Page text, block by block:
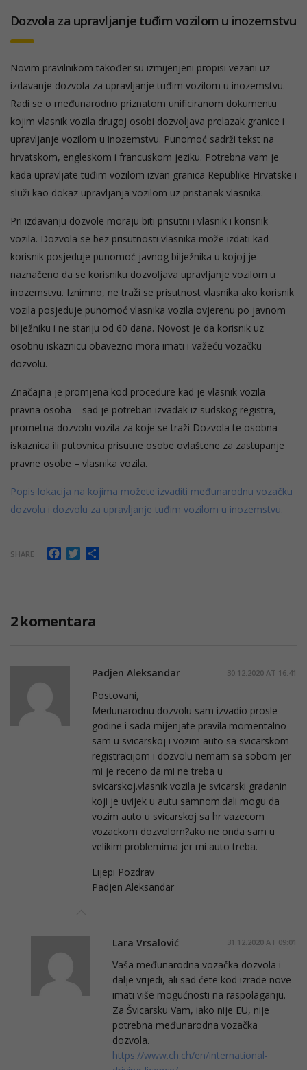
Dozvola za upravljanje tuđim vozilom u inozemstvu
Novim pravilnikom također su izmijenjeni propisi vezani uz
izdavanje dozvola za upravljanje tuđim vozilom u inozemstvu.
Radi se o međunarodno priznatom unificiranom dokumentu
kojim vlasnik vozila drugoj osobi dozvoljava prelazak granice i
upravljanje vozilom u inozemstvu. Punomoć sadrži tekst na
hrvatskom, engleskom i francuskom jeziku. Potrebna vam je
kada upravljate tuđim vozilom izvan granica Republike Hrvatske i
služi kao dokaz upravljanja vozilom uz pristanak vlasnika.
Pri izdavanju dozvole moraju biti prisutni i vlasnik i korisnik
vozila. Dozvola se bez prisutnosti vlasnika može izdati kad
korisnik posjeduje punomoć javnog bilježnika u kojoj je
naznačeno da se korisniku dozvoljava upravljanje vozilom u
inozemstvu. Iznimno, ne traži se prisutnost vlasnika ako korisnik
vozila posjeduje punomoć vlasnika vozila ovjerenu po javnom
bilježniku i ne stariju od 60 dana. Novost je da korisnik uz
osobnu iskaznicu obavezno mora imati i važeću vozačku
dozvolu.
Značajna je promjena kod procedure kad je vlasnik vozila
pravna osoba – sad je potreban izvadak iz sudskog registra,
prometna dozvolu vozila za koje se traži Dozvola te osobna
iskaznica ili putovnica prisutne osobe ovlaštene za zastupanje
pravne osobe – vlasnika vozila.
Popis lokacija na kojima možete izvaditi međunarodnu vozačku
dozvolu i dozvolu za upravljanje tuđim vozilom u inozemstvu.
SHARE Facebook
Twitter
2 komentara
Padjen Aleksandar 30.12.2020 AT 16:41
Postovani,
Medunarodnu dozvolu sam izvadio prosle
godine i sada mijenjate pravila.momentalno
sam u svicarskoj i vozim auto sa svicarskom
registracijom i dozvolu nemam sa sobom jer
mi je receno da mi ne treba u
svicarskoj.vlasnik vozila je svicarski gradanin
koji je uvijek u autu samnom.dali mogu da
vozim auto u svicarskoj sa hr vazecom
vozackom dozvolom?ako ne onda sam u
velikim problemima jer mi auto treba.
Lijepi Pozdrav
Padjen Aleksandar
Lara Vrsalović 31.12.2020 AT 09:01
Vaša međunarodna vozačka dozvola i
dalje vrijedi, ali sad ćete kod izrade nove
imati više mogućnosti na raspolaganju.
Za Švicarsku Vam, iako nije EU, nije
potrebna međunarodna vozačka
dozvola.
https://www.ch.ch/en/international-